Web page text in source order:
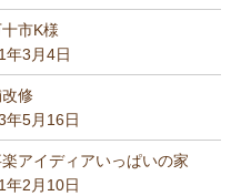
市K様
年3月4日
修
年5月16日
アイディアいっぱいの家
年2月10日